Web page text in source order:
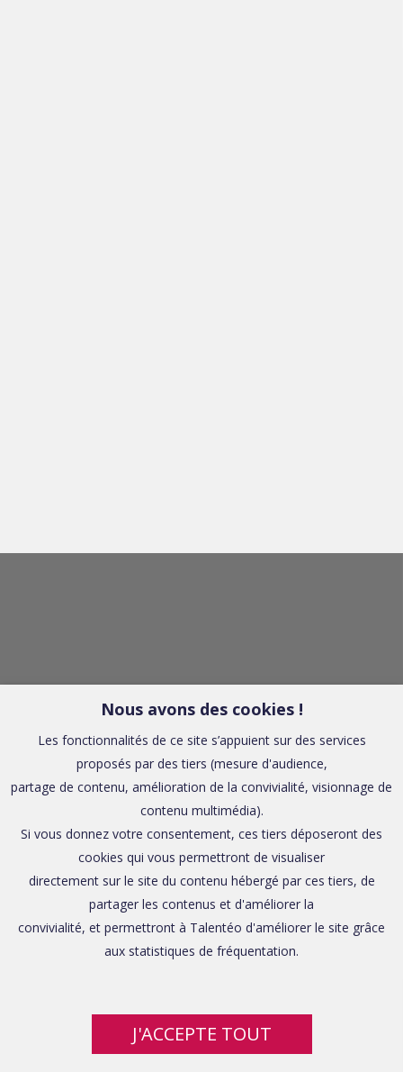
Nous avons des cookies !
Les fonctionnalités de ce site s’appuient sur des services
proposés par des tiers (mesure d'audience,
partage de contenu, amélioration de la convivialité, visionnage de
contenu multimédia).
Si vous donnez votre consentement, ces tiers déposeront des
cookies qui vous permettront de visualiser
directement sur le site du contenu hébergé par ces tiers, de
partager les contenus et d'améliorer la
convivialité, et permettront à Talentéo d'améliorer le site grâce
aux statistiques de fréquentation.
J'ACCEPTE TOUT